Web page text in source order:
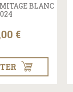
BLANC
€